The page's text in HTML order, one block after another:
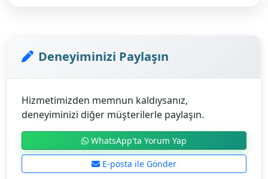
Deneyiminizi Paylaşın
Hizmetimizden memnun kaldıysanız,
deneyiminizi diğer müşterilerle paylaşın.
WhatsApp'ta Yorum Yap
E-posta ile Gönder